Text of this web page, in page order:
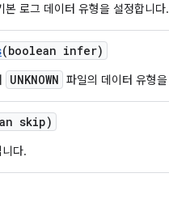
로그 데이터 유형을 설정합니다.
(boolean infer)
UNKNOWN 파일의 데이터 유형을
skip)
다.